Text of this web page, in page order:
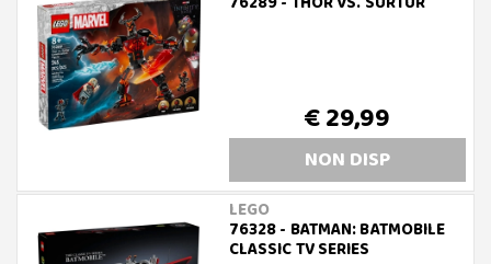
€ 29,99
NON DISP
LEGO
76328 - BATMAN: BATMOBILE
CLASSIC TV SERIES